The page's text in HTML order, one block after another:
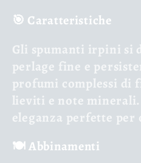
🎯 Caratteristiche
Gli spumanti irpini si
perlage fine e
profumi complessi di
lieviti e note
eleganza perfette per
🍽️ Abbinamenti